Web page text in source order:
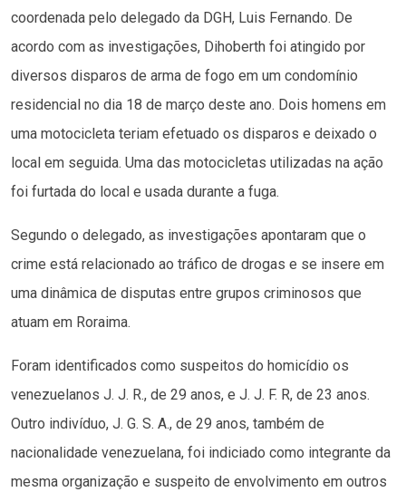
coordenada pelo delegado da DGH, Luis Fernando. De
acordo com as investigações, Dihoberth foi atingido por
diversos disparos de arma de fogo em um condomínio
residencial no dia 18 de março deste ano. Dois homens em
uma motocicleta teriam efetuado os disparos e deixado o
local em seguida. Uma das motocicletas utilizadas na ação
foi furtada do local e usada durante a fuga.
Segundo o delegado, as investigações apontaram que o
crime está relacionado ao tráfico de drogas e se insere em
uma dinâmica de disputas entre grupos criminosos que
atuam em Roraima.
Foram identificados como suspeitos do homicídio os
venezuelanos J. J. R., de 29 anos, e J. J. F. R, de 23 anos.
Outro indivíduo, J. G. S. A., de 29 anos, também de
nacionalidade venezuelana, foi indiciado como integrante da
mesma organização e suspeito de envolvimento em outros